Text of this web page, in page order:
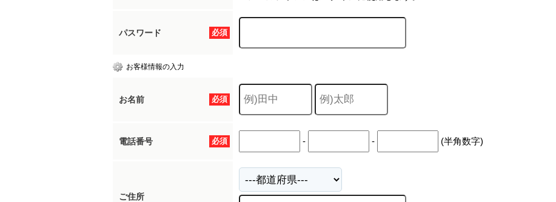
必須
パスワード
お客様情報の入力
必須
お名前
必須
電話番号 - - (半角数字)
ご住所